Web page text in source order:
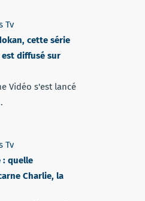
Tv
cette série
diffusé sur
Vidéo s'est lancé
Tv
: quelle
Charlie, la